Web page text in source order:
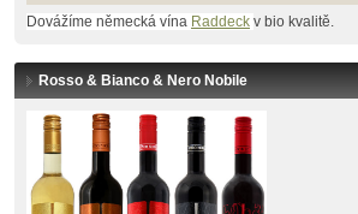
Dovážíme německá vína Raddeck v bio kvalitě.
Rosso & Bianco & Nero Nobile